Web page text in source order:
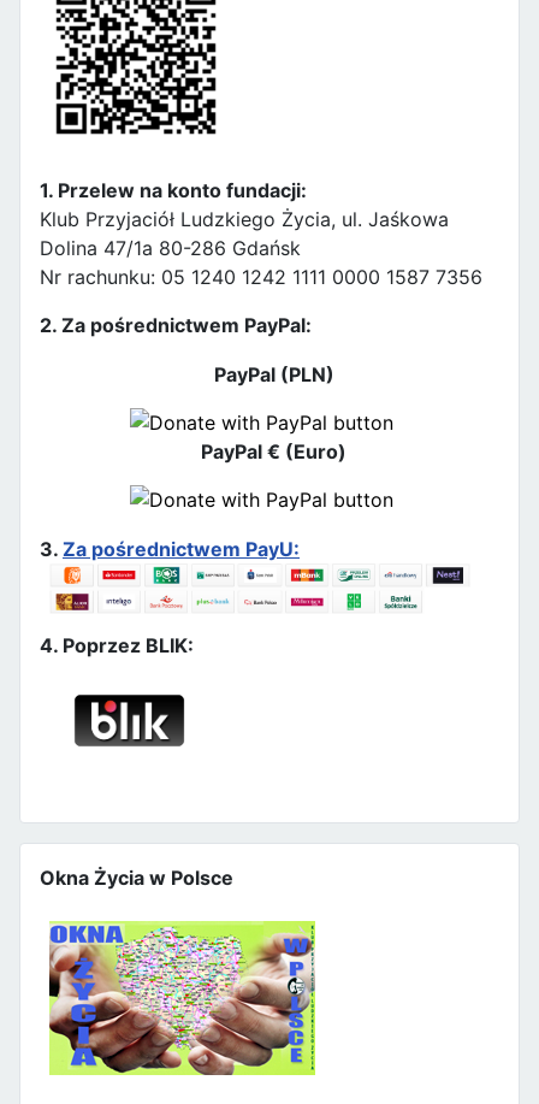
1. Przelew na konto fundacji:
Klub Przyjaciół Ludzkiego Życia, ul. Jaśkowa
Dolina 47/1a 80-286 Gdańsk
Nr rachunku: 05 1240 1242 1111 0000 1587 7356
2. Za pośrednictwem PayPal:
PayPal (PLN)
PayPal € (Euro)
3. Za pośrednictwem PayU:
4. Poprzez BLIK:
Okna Życia w Polsce